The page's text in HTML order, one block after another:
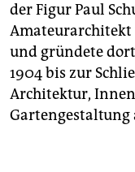
der Figur Paul
Amateurarchitekt
und gründete
1904 bis zur
Architektur,
Gartengestaltung